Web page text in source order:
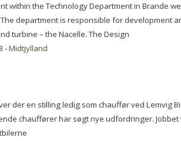
within the Technology Department in Brande
department is responsible for development
turbine – the Nacelle. The Design
-Midtjylland
der en stilling ledig som chauffør ved Lemvig
chauffører har søgt nye udfordringer. Jobbet